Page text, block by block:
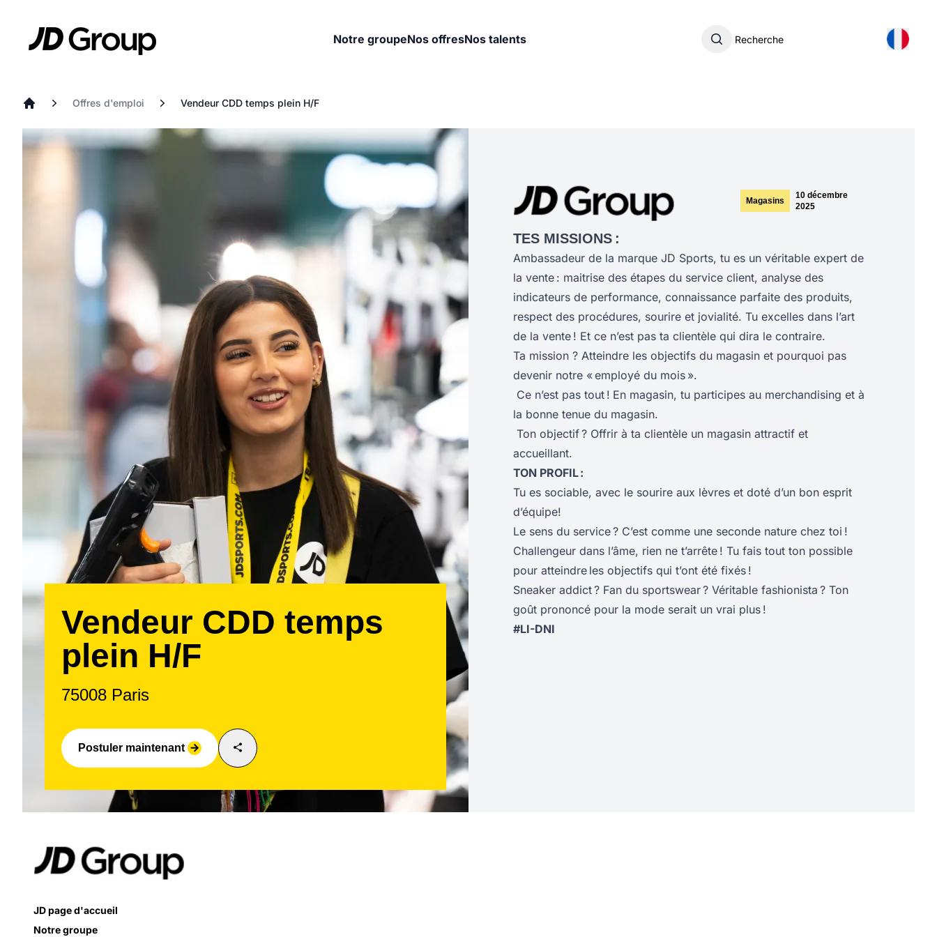
JD
Notre groupeNos offresNos talents Recherche
Offres d'emploi Vendeur CDD temps plein H/F
Vendeur CDD temps
plein H/F
75008 Paris
Postuler maintenant arrow_forward share
Magasins
10 décembre
2025
TES MISSIONS :
Ambassadeur de la marque JD Sports, tu es un véritable expert de
la vente : maitrise des étapes du service client, analyse des
indicateurs de performance, connaissance parfaite des produits,
respect des procédures, sourire et jovialité. Tu excelles dans l’art
de la vente ! Et ce n’est pas ta clientèle qui dira le contraire.
Ta mission ? Atteindre les objectifs du magasin et pourquoi pas
devenir notre « employé du mois ».
Ce n’est pas tout ! En magasin, tu participes au merchandising et à
la bonne tenue du magasin.
Ton objectif ? Offrir à ta clientèle un magasin attractif et
accueillant.
TON PROFIL :
Tu es sociable, avec le sourire aux lèvres et doté d’un bon esprit
d’équipe!
Le sens du service ? C’est comme une seconde nature chez toi !
Challengeur dans l’âme, rien ne t’arrête ! Tu fais tout ton possible
pour atteindre les objectifs qui t’ont été fixés !
Sneaker addict ? Fan du sportswear ? Véritable fashionista ? Ton
goût prononcé pour la mode serait un vrai plus !
#LI-DNI
JD page d'accueil
Notre groupe